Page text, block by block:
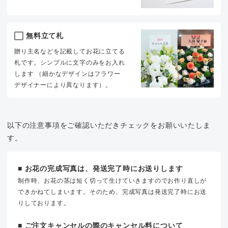
無料立て札
贈り主名などを記載してお花に立てる
札です。シンプルに文字のみをお入れ
します （細かなデザインはフラワー
デザイナーにより異なります）。
以下の注意事項をご確認いただきチェックをお願いいたしま
す。
■ お花の完成写真は、発送完了時にお送りします
制作時、お花の茎は短く切って生けていきますのでお作り直しが
できかねてしまいます。そのため、完成写真は発送完了時にお送
りしております。
■ ご注文キャンセルの際のキャンセル料について